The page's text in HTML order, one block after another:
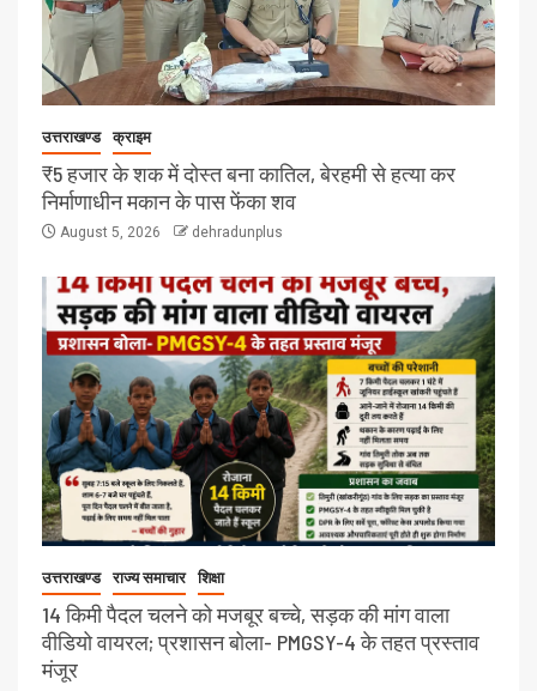
उत्तराखण्ड क्राइम
₹5 हजार के शक में दोस्त बना कातिल, बेरहमी से हत्या कर
निर्माणाधीन मकान के पास फेंका शव
August 5, 2026 dehradunplus
उत्तराखण्ड राज्य समाचार शिक्षा
14 किमी पैदल चलने को मजबूर बच्चे, सड़क की मांग वाला
वीडियो वायरल; प्रशासन बोला- PMGSY-4 के तहत प्रस्ताव
मंजूर